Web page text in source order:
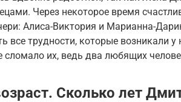
Через некоторое время
Алиса-Виктория и Марианна-
все трудности, которые возникали
сломало их, ведь два любящих
Сколько лет